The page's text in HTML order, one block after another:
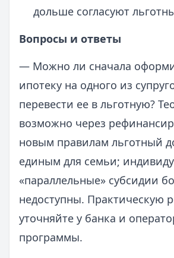
дольше согласуют
Вопросы и ответы
— Можно ли сначала
ипотеку на одного из
перевести ее в льготную?
возможно через
новым правилам льготный
единым для семьи;
«параллельные» субсидии
недоступны. Практическую
уточняйте у банка и
программы.